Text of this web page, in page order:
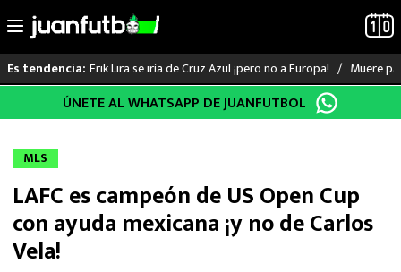
al
Es tendencia: Erik Lira se iría de Cruz Azul ¡pero no a Europa! Muere
LO ÚLTIMO
LIGA MX
RAYADOS
PUMAS
ÚNETE AL WHATSAPP DE JUANFUTBOL
MLS
LAFC es campeón de US Open Cup
con ayuda mexicana ¡y no de Carlos
Vela!